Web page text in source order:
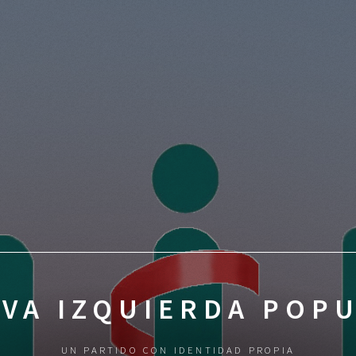
IZQUIERDA
UN PARTIDO CON IDENTIDAD PROPIA